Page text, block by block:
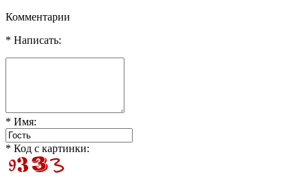
Комментарии
* Написать:
* Имя:
* Код с картинки: